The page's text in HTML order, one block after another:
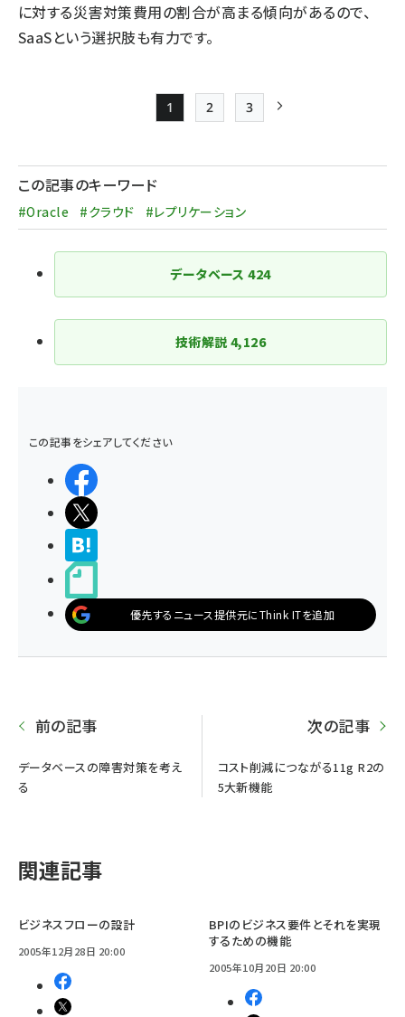
に対する災害対策費用の割合が高まる傾向があるので、
SaaSという選択肢も有力です。
送
り
Page
1
Page
2
Page
3
この記事のキーワード
#Oracle #クラウド #レプリケーション
データベース424
技術解説 4,126
この記事をシェアしてください
優先するニュース提供元にThink ITを追加
前の記事
データベースの障害対策を考え
る
次の記事
コスト削減につながる11g R2の
5大新機能
関連記事
ビジネスフローの設計
2005年12月28日 20:00
BPIのビジネス要件とそれを実現
するための機能
2005年10月20日 20:00